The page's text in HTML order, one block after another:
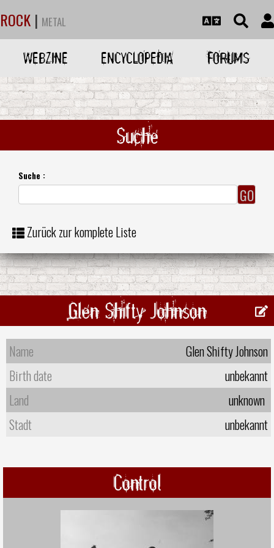
ROCK | METAL
WEBZINE ENCYCLOPEDIA FORUMS
Suche
Suche :
Zurück zur komplete Liste
Glen Shifty Johnson
Name
Glen Shifty Johnson
Birth date
unbekannt
Land
unknown
Stadt
unbekannt
Control